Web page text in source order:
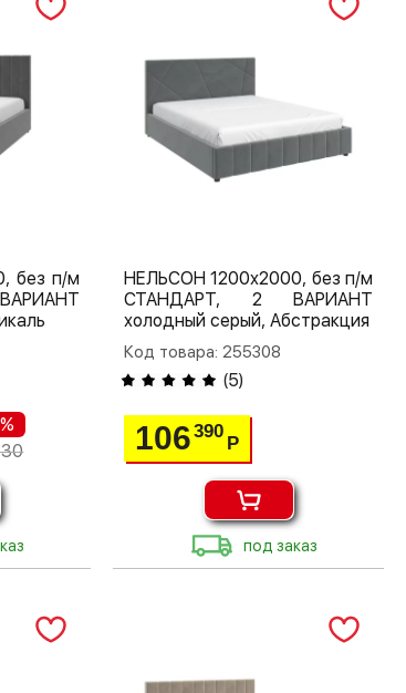
без п/м
НЕЛЬСОН 1200х2000, без п/м
СТАНДАРТ, 2 ВАРИАНТ
холодный серый, Абстракция
Код товара: 255308
(5)
106390
Р
под заказ